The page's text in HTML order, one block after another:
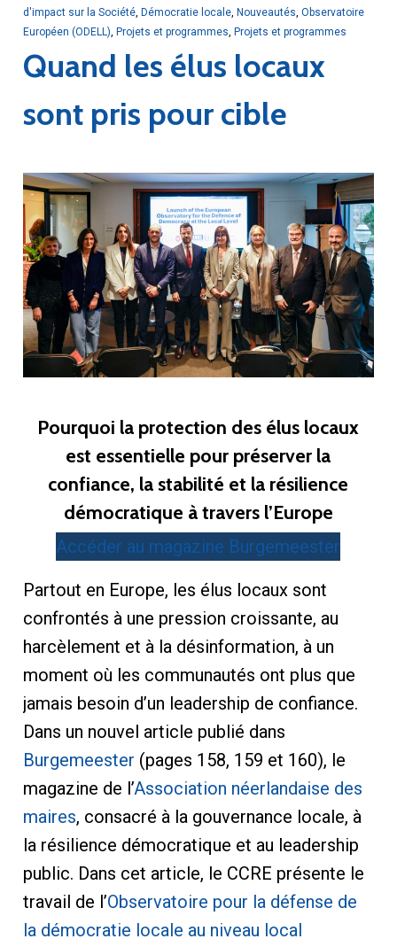
d'impact sur la Société, Démocratie locale, Nouveautés, Observatoire
Européen (ODELL), Projets et programmes, Projets et programmes
Quand les élus locaux
sont pris pour cible
Pourquoi la protection des élus locaux
est essentielle pour préserver la
confiance, la stabilité et la résilience
démocratique à travers l’Europe
Accéder au magazine Burgemeester
Partout en Europe, les élus locaux sont
confrontés à une pression croissante, au
harcèlement et à la désinformation, à un
moment où les communautés ont plus que
jamais besoin d’un leadership de confiance.
Dans un nouvel article publié dans
Burgemeester (pages 158, 159 et 160), le
magazine de l’Association néerlandaise des
maires, consacré à la gouvernance locale, à
la résilience démocratique et au leadership
public. Dans cet article, le CCRE présente le
travail de l’Observatoire pour la défense de
la démocratie locale au niveau local